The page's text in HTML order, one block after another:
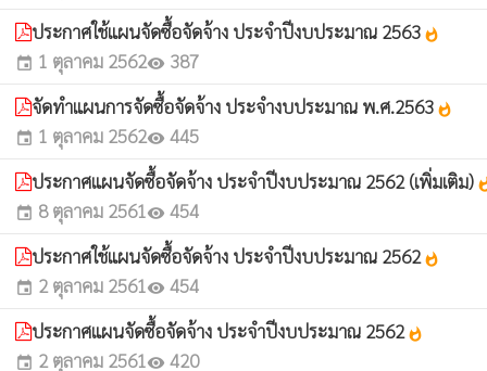
ประกาศใช้แผนจัดซื้อจัดจ้าง ประจำปีงบประมาณ 2563 whatshot
event 1 ตุลาคม 2562visibility 387
จัดทำแผนการจัดซื้อจัดจ้าง ประจำงบประมาณ พ.ศ.2563 whatshot
event 1 ตุลาคม 2562visibility 445
ประกาศแผนจัดซื้อจัดจ้าง ประจำปีงบประมาณ 2562 (เพิ่มเติม)
event 8 ตุลาคม 2561visibility 454
ประกาศใช้แผนจัดซื้อจัดจ้าง ประจำปีงบประมาณ 2562whatshot
event 2 ตุลาคม 2561visibility 454
ประกาศแผนจัดซื้อจัดจ้าง ประจำปีงบประมาณ 2562whatshot
event 2 ตุลาคม 2561visibility 420